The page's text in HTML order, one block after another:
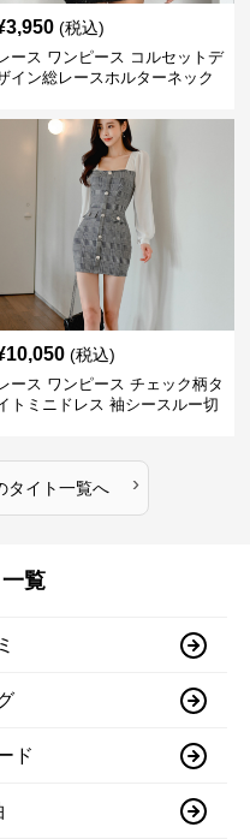
3,950 (税込)
ース ワンピース コルセットデ
イン総レースホルターネック
10,050 (税込)
ース ワンピース チェック柄タ
トミニドレス 袖シースルー切
タイト一覧へ ›
覧
ド